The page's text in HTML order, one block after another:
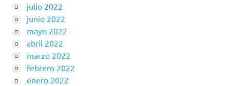
julio 2022
junio 2022
mayo 2022
abril 2022
marzo 2022
febrero 2022
enero 2022